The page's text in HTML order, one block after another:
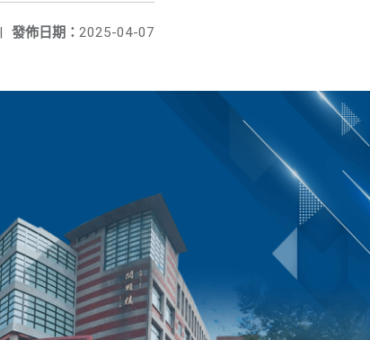
發佈日期： 2025-04-07
|